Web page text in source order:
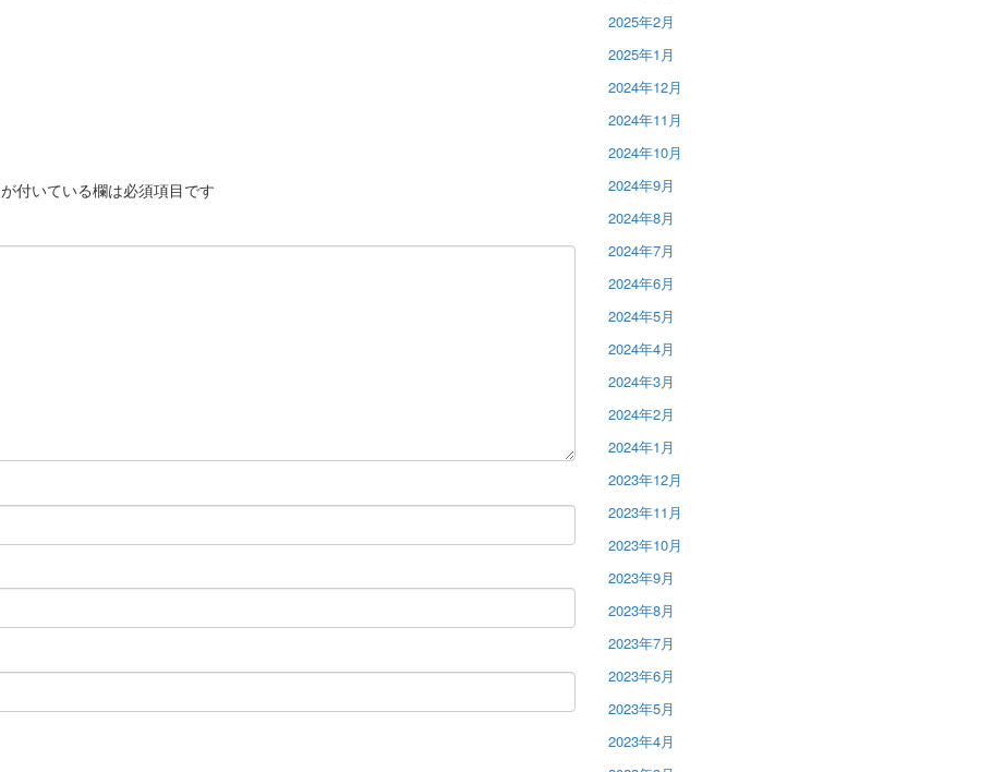
が付いている欄は必須項目です
2025年2月
2025年1月
2024年12月
2024年11月
2024年10月
2024年9月
2024年8月
2024年7月
2024年6月
2024年5月
2024年4月
2024年3月
2024年2月
2024年1月
2023年12月
2023年11月
2023年10月
2023年9月
2023年8月
2023年7月
2023年6月
2023年5月
2023年4月